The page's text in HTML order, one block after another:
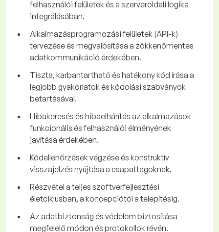
felhasználói felületek és a szerveroldali logika
integrálásában.
Alkalmazásprogramozási felületek (API-k)
tervezése és megvalósítása a zökkenőmentes
adatkommunikáció érdekében.
Tiszta, karbantartható és hatékony kód írása a
legjobb gyakorlatok és kódolási szabványok
betartásával.
Hibakeresés és hibaelhárítás az alkalmazások
funkcionális és felhasználói élményének
javítása érdekében.
Kódellenőrzések végzése és konstruktív
visszajelzés nyújtása a csapattagoknak.
Részvétel a teljes szoftverfejlesztési
életciklusban, a koncepciótól a telepítésig.
Az adatbiztonság és védelem biztosítása
megfelelő módon és protokollok révén.